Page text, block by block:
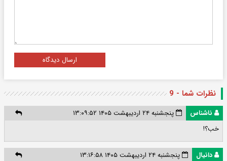
ارسال دیدگاه
نظرات شما - 9
ناشناس
پنجشنبه ۲۴ اردیبهشت ۱۴۰۵ ۱۳:۰۹:۵۲
خب؟!
دانیال
پنجشنبه ۲۴ اردیبهشت ۱۴۰۵ ۱۳:۱۶:۵۸